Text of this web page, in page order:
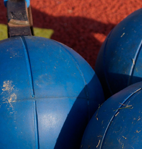
ALLE ABLEHNEN
ALLE AUSWÄHLEN